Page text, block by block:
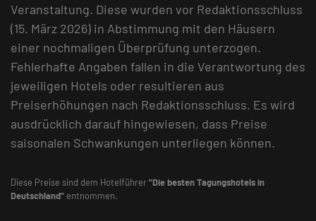
Veranstaltung. Diese wurden vor Redaktionsschluss
(15. März 2026) in Abstimmung mit den Häusern
einer nochmaligen Überprüfung unterzogen.
Fehlerhafte Angaben fallen in die Verantwortung des
jeweiligen Hotels oder resultieren aus
Preiserhöhungen nach Redaktionsschluss. Es wird
ausdrücklich darauf hingewiesen, dass Preise
saisonalen Schwankungen unterliegen können.
Diese Preise sind dem Hotelführer"Die besten Tagungshotels in
Deutschland" entnommen.